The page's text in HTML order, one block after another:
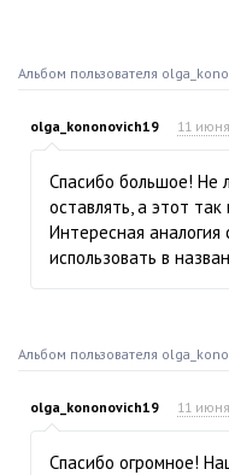
Альбом пользователя
olga_kononovich19 11
Спасибо большое! Не
оставлять, а этот
Интересная
использовать в
Альбом пользователя
olga_kononovich19 11
Спасибо огромное!